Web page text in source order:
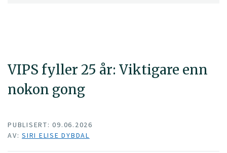
VIPS fyller 25 år: Viktigare enn
nokon gong
PUBLISERT: 09.06.2026
AV: SIRI ELISE DYBDAL